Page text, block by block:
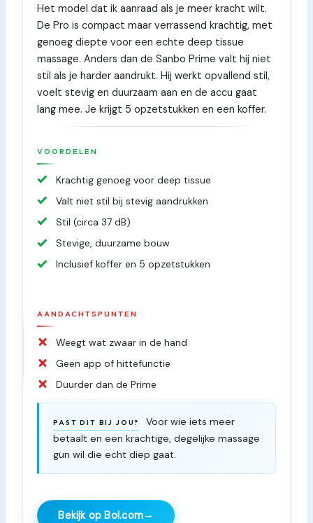
Het model dat ik aanraad als je meer kracht wilt.
De Pro is compact maar verrassend krachtig, met
genoeg diepte voor een echte deep tissue
massage. Anders dan de Sanbo Prime valt hij niet
stil als je harder aandrukt. Hij werkt opvallend stil,
voelt stevig en duurzaam aan en de accu gaat
lang mee. Je krijgt 5 opzetstukken en een koffer.
VOORDELEN
Krachtig genoeg voor deep tissue
Valt niet stil bij stevig aandrukken
Stil (circa 37 dB)
Stevige, duurzame bouw
Inclusief koffer en 5 opzetstukken
AANDACHTSPUNTEN
Weegt wat zwaar in de hand
Geen app of hittefunctie
Duurder dan de Prime
PAST DIT BIJ JOU?
Voor wie iets meer
betaalt en een krachtige, degelijke massage
gun wil die echt diep gaat.
Bekijk op Bol.com→